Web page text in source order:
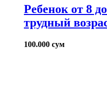
Ребенок от 8
трудный
100.000 сум